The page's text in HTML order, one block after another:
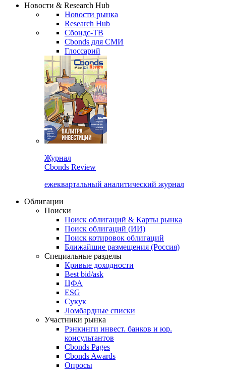
Новости & Research Hub
Новости рынка
Research Hub
Сбондс-ТВ
Cbonds для СМИ
Глоссарий
Журнал
Cbonds Review
ежеквартальный аналитический журнал
Облигации
Поиски
Поиск облигаций & Карты рынка
Поиск облигаций (ИИ)
Поиск котировок облигаций
Ближайшие размещения (Россия)
Специальные разделы
Кривые доходности
Best bid/ask
ЦФА
ESG
Сукук
Ломбардные списки
Участники рынка
Рэнкинги инвест. банков и юр.
консультантов
Cbonds Pages
Cbonds Awards
Опросы